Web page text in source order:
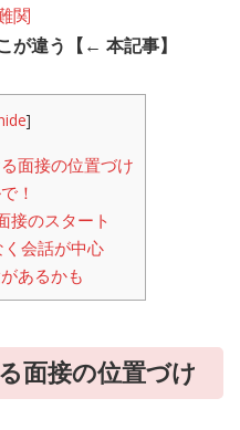
て
関
違う【← 本記事】
]
面接の位置づけ
！
接のスタート
会話が中心
あるかも
面接の位置づけ